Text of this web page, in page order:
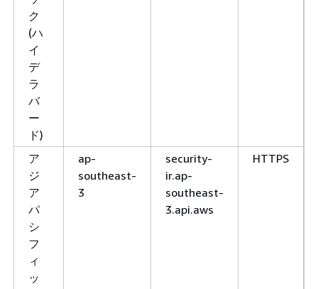
ク
(ハ
イ
デ
ラ
バ
ー
ド)
ア
ジ
ア
パ
シ
フ
ィ
ッ
ap-
southeast-
3
security-
ir.ap-
southeast-
3.api.aws
HTTPS